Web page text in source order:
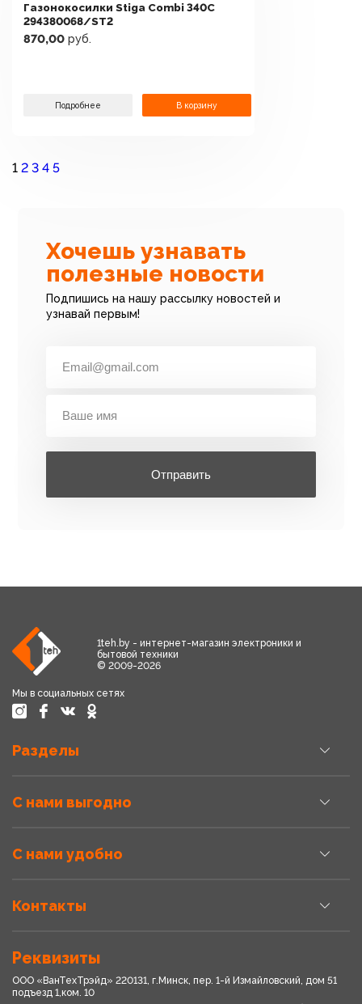
Газонокосилки Stiga Combi 340C
294380068/ST2
870,00 руб.
Подробнее В корзину
1 2 3 4 5
Хочешь узнавать
полезные новости
Подпишись на нашу рассылку новостей и
узнавай первым!
Отправить
1teh.by - интернет-магазин электроники и
бытовой техники
© 2009-2026
Мы в социальных сетях
Разделы
С нами выгодно
С нами удобно
Контакты
Реквизиты
ООО «ВанТехТрэйд» 220131, г.Минск, пер. 1-й Измайловский, дом 51
подъезд 1,ком. 10